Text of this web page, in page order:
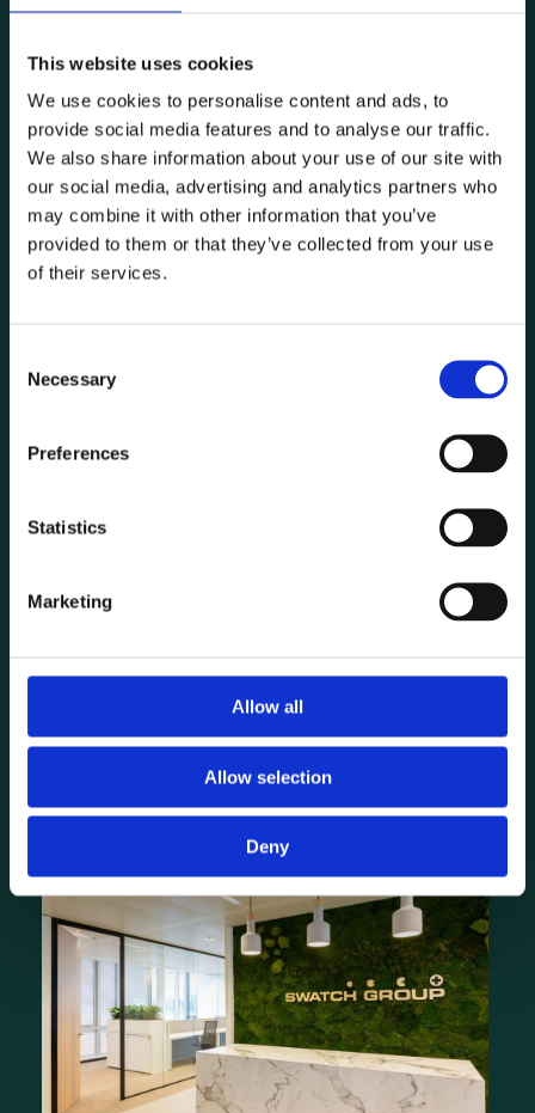
This website uses cookies
We use cookies to personalise content and ads, to
provide social media features and to analyse our traffic.
We also share information about your use of our site with
our social media, advertising and analytics partners who
may combine it with other information that you’ve
provided to them or that they’ve collected from your use
of their services.
Selection
Necessary
Preferences
Statistics
Marketing
Allow all
Allow selection
Deny
De Toetspraktijk
Swatch Group
Bekijk project